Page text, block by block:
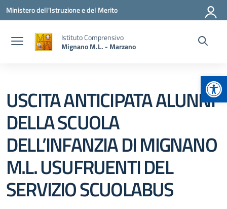
Vai ai contenuti
Vai al menu di navigazione
Vai al footer
Ministero dell'Istruzione e del Merito
Istituto Comprensivo
Mignano M.L. - Marzano
USCITA ANTICIPATA ALUNNI
DELLA SCUOLA
DELL’INFANZIA DI MIGNANO
M.L. USUFRUENTI DEL
SERVIZIO SCUOLABUS